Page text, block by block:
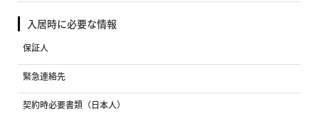
入居時に必要な情報
保証人
緊急連絡先
契約時必要書類（日本人）